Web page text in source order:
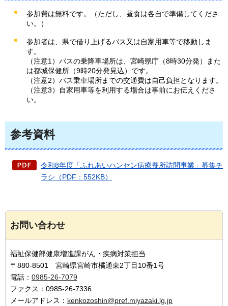
参加費は無料です。（ただし、昼食は各自で準備してくださ
い。）
参加者は、県で借り上げるバス又は自家用車等で移動しま
す。
（注意1）バスの乗降車場所は、宮崎県庁（8時30分発）また
は都城保健所（9時20分発見込）です。
（注意2）バス乗車場所までの交通費は自己負担となります。
（注意3）自家用車等を利用する場合は事前にお伝えくださ
い。
参考資料
令和8年度「ふれあいハンセン病療養所訪問事業」募集チ
ラシ（PDF：552KB）
お問い合わせ
福祉保健部健康増進課がん・疾病対策担当
〒880-8501 宮崎県宮崎市橘通東2丁目10番1号
電話： 0985-26-7079
ファクス：0985-26-7336
メールアドレス： kenkozoshin@pref.miyazaki.lg.jp